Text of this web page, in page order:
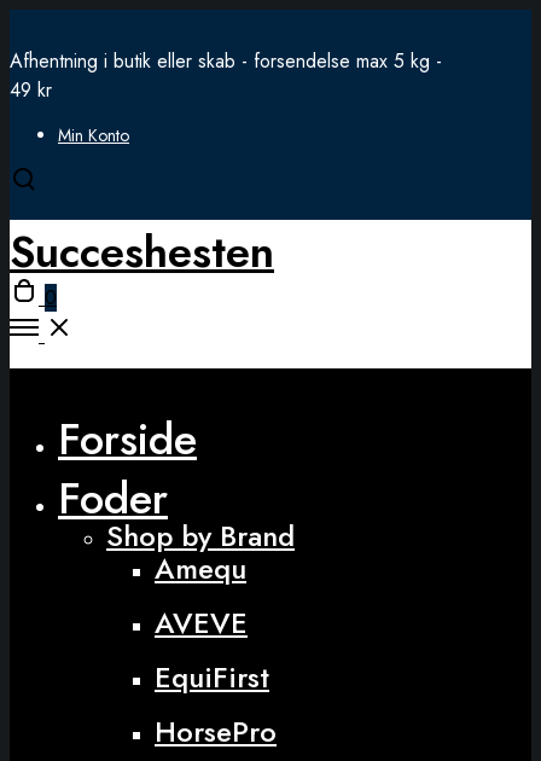
Afhentning i butik eller skab - forsendelse max 5 kg -
49 kr
Min Konto
Open
modal
Succeshesten
Open
cart
0
Open
Forside
Foder
Shop by Brand
Amequ
AVEVE
EquiFirst
HorsePro